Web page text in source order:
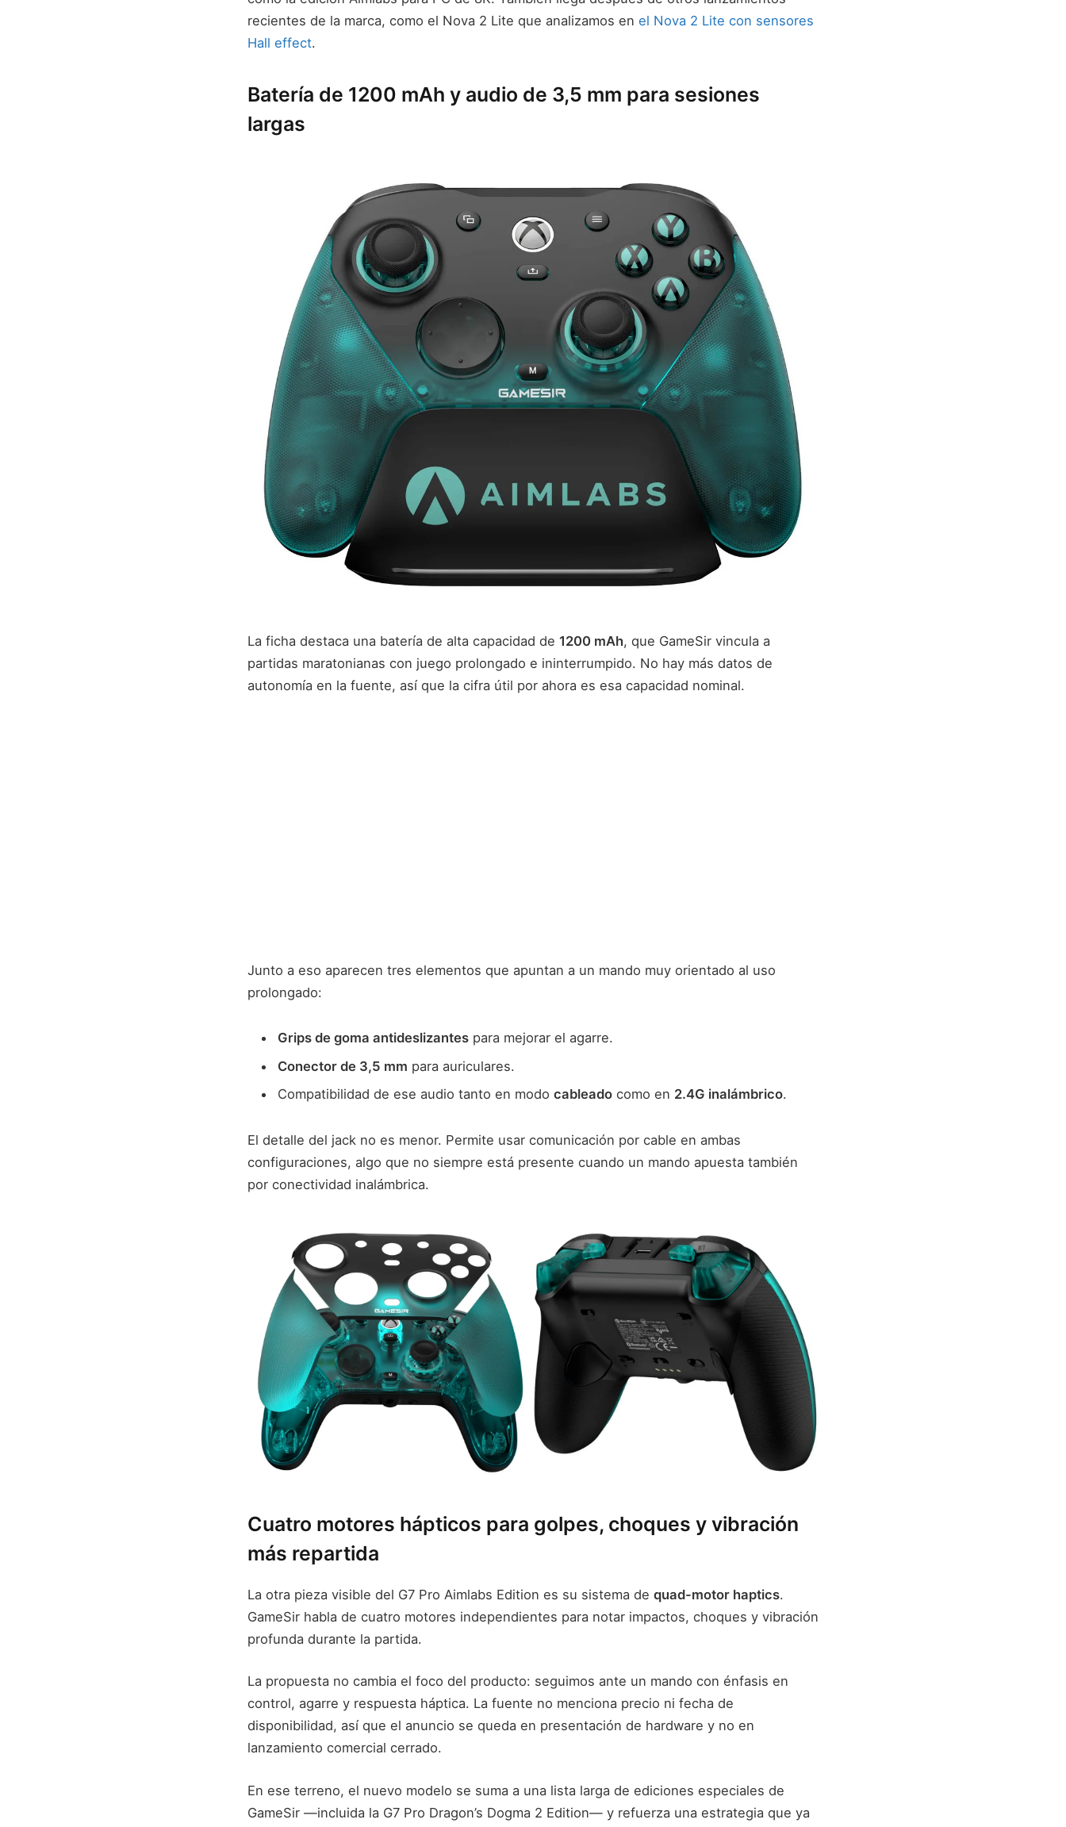
recientes de la marca, como el Nova 2 Lite que analizamos en el Nova 2 Lite con sensores
Hall effect.
Batería de 1200 mAh y audio de 3,5 mm para sesiones
largas
La ficha destaca una batería de alta capacidad de 1200 mAh, que GameSir vincula a
partidas maratonianas con juego prolongado e ininterrumpido. No hay más datos de
autonomía en la fuente, así que la cifra útil por ahora es esa capacidad nominal.
Junto a eso aparecen tres elementos que apuntan a un mando muy orientado al uso
prolongado:
Grips de goma antideslizantes para mejorar el agarre.
Conector de 3,5 mm para auriculares.
Compatibilidad de ese audio tanto en modo cableado como en 2.4G inalámbrico.
El detalle del jack no es menor. Permite usar comunicación por cable en ambas
configuraciones, algo que no siempre está presente cuando un mando apuesta también
por conectividad inalámbrica.
Cuatro motores hápticos para golpes, choques y vibración
más repartida
La otra pieza visible del G7 Pro Aimlabs Edition es su sistema de quad-motor haptics.
GameSir habla de cuatro motores independientes para notar impactos, choques y vibración
profunda durante la partida.
La propuesta no cambia el foco del producto: seguimos ante un mando con énfasis en
control, agarre y respuesta háptica. La fuente no menciona precio ni fecha de
disponibilidad, así que el anuncio se queda en presentación de hardware y no en
lanzamiento comercial cerrado.
En ese terreno, el nuevo modelo se suma a una lista larga de ediciones especiales de
GameSir —incluida la G7 Pro Dragon’s Dogma 2 Edition— y refuerza una estrategia que ya